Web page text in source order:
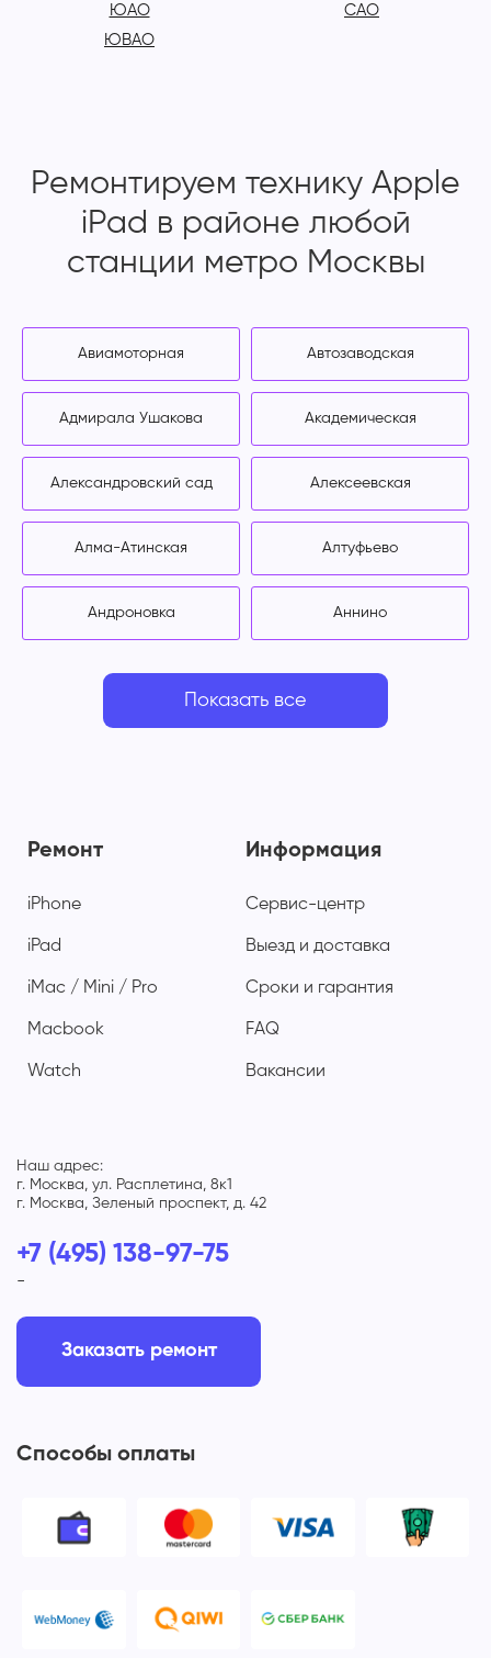
ЮАО
ЮВАО
САО
Ремонтируем технику Apple
iPad в районе любой
станции метро Москвы
Авиамоторная Автозаводская
Адмирала Ушакова Академическая
Александровский сад Алексеевская
Алма-Атинская Алтуфьево
Андроновка Аннино
Показать все
Ремонт
iPhone
iPad
iMac / Mini / Pro
Macbook
Watch
Информация
Сервис-центр
Выезд и доставка
Сроки и гарантия
FAQ
Вакансии
Наш адрес:
г. Москва, ул. Расплетина, 8к1
г. Москва, Зеленый проспект, д. 42
+7 (495) 138-97-75
-
Заказать ремонт
Способы оплаты